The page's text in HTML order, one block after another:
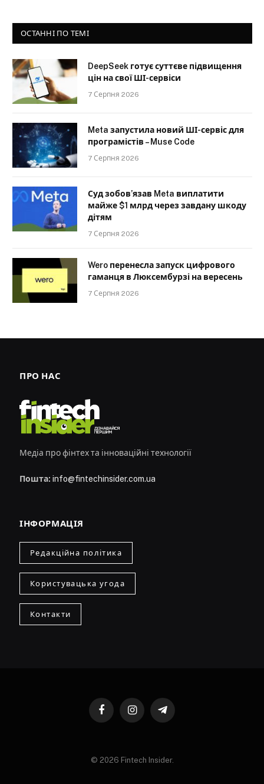
ОСТАННІ ПО ТЕМІ
DeepSeek готує суттєве підвищення
цін на свої ШІ-сервіси
7 Серпня 2026
Meta запустила новий ШІ-сервіс для
програмістів – Muse Code
7 Серпня 2026
Суд зобов’язав Meta виплатити
майже $1 млрд через завдану шкоду
дітям
7 Серпня 2026
Wero перенесла запуск цифрового
гаманця в Люксембурзі на вересень
7 Серпня 2026
ПРО НАС
Медіа про фінтех та інноваційні технології
Пошта: info@fintechinsider.com.ua
ІНФОРМАЦІЯ
Редакційна політика
Користувацька угода
Контакти
FacebookInstagramTelegram
© 2026 Fintech Insider.